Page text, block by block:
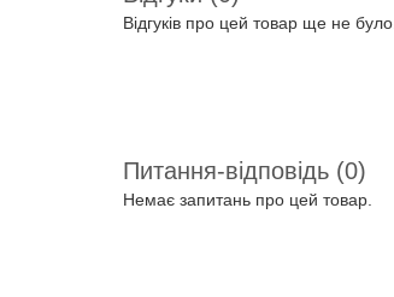
Відгуків про цей товар ще не було.
Питання-відповідь (0)
Немає запитань про цей товар.